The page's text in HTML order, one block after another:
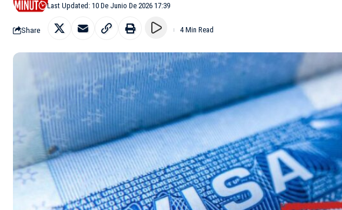
Last Updated: 10 De Junio De 2026 17:39
Share 4 Min Read